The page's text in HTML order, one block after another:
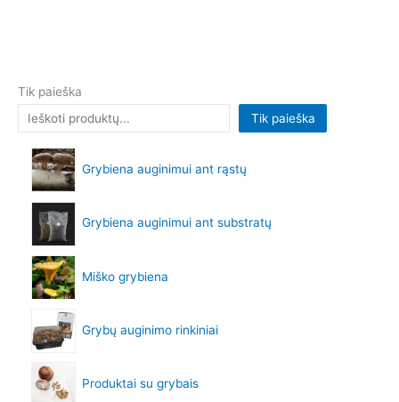
Tik paieška
Tik paieška
Grybiena auginimui ant rąstų
Grybiena auginimui ant substratų
Miško grybiena
Grybų auginimo rinkiniai
Produktai su grybais